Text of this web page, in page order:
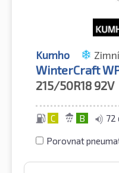
Kumho
WinterCraft
215/50R18 92V
C B 72
Porovnat